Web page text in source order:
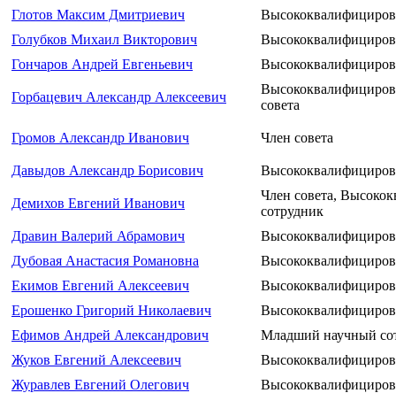
Глотов Максим Дмитриевич
Голубков Михаил Викторович
Гончаров Андрей Евгеньевич
Горбацевич Александр Алексеевич
совета
Громов Александр Иванович Член совета
Давыдов Александр Борисович
Демихов Евгений Иванович
Член совета,
сотрудник
Дравин Валерий Абрамович
Дубовая Анастасия Романовна
Екимов Евгений Алексеевич
Ерошенко Григорий Николаевич
Ефимов Андрей Александрович
Младший научный
Жуков Евгений Алексеевич
Журавлев Евгений Олегович